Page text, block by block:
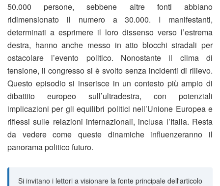
50.000 persone, sebbene altre fonti abbiano
ridimensionato il numero a 30.000. I manifestanti,
determinati a esprimere il loro dissenso verso l’estrema
destra, hanno anche messo in atto blocchi stradali per
ostacolare l’evento politico. Nonostante il clima di
tensione, il congresso si è svolto senza incidenti di rilievo.
Questo episodio si inserisce in un contesto più ampio di
dibattito europeo sull’ultradestra, con potenziali
implicazioni per gli equilibri politici nell’Unione Europea e
riflessi sulle relazioni internazionali, inclusa l’Italia. Resta
da vedere come queste dinamiche influenzeranno il
panorama politico futuro.
Si invitano i lettori a visionare la fonte principale dell'articolo